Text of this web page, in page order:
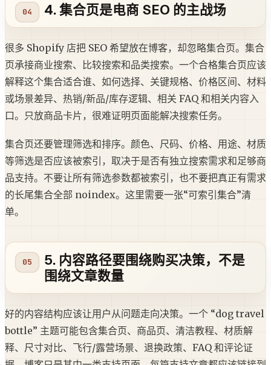
4. 集合页是电商 SEO 的主战场
很多 Shopify 店把 SEO 希望放在博客，却忽略集合页。集合
页承接商业搜索、比较搜索和品类搜索。一个合格集合页应该
解释这个集合适合谁、如何选择、关键规格、价格区间、材料
或场景差异、热销/新品/库存逻辑、相关 FAQ 和相关内容入
口。只放商品卡片，很难证明页面能解决搜索任务。
集合页还要管理筛选和排序。颜色、尺码、价格、用途、材质
等筛选是否应该被索引，取决于是否有独立搜索需求和足够商
品支持。不要让所有筛选参数都被索引，也不要把真正有需求
的长尾集合全部 noindex。这里需要一张“可索引集合”清
单。
5. 内容路径要围绕购买决策，不是
围绕文章数量
好的内容结构应该让用户从问题走向决策。一个 “dog travel
bottle” 主题可能包含集合页、商品页、清洁教程、材质解
释、尺寸对比、飞行/露营场景、退换政策、FAQ 和评论证